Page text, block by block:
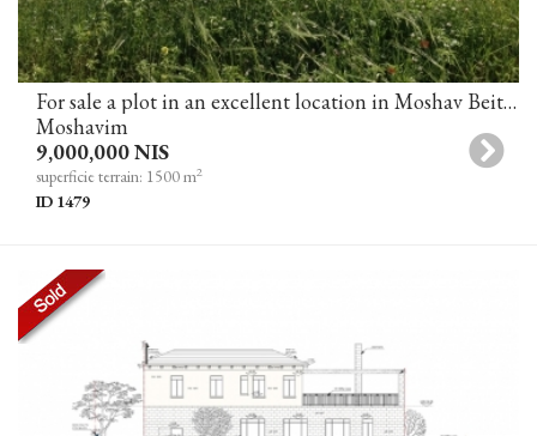
For sale a plot in an excellent location in Moshav Beit Yitzhak
Moshavim
9,000,000 NIS
superficie terrain: 1500 m2
ID 1479